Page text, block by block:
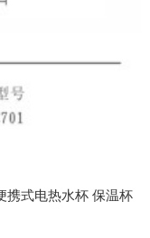
携式电热水杯 保温杯